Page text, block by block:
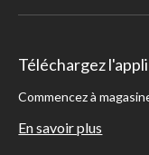
Téléchargez l'appli
Commencez à
En savoir plus